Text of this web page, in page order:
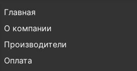
Главная
О компании
Производители
Оплата